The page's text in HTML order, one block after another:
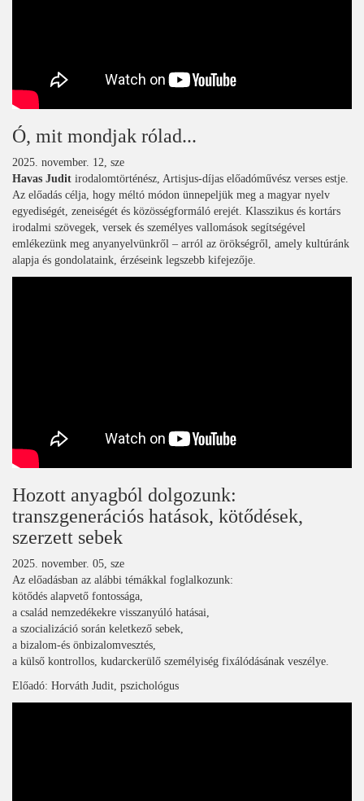
Ó, mit mondjak rólad...
2025. november. 12, sze
Havas Judit irodalomtörténész, Artisjus-díjas előadóművész verses estje.
Az előadás célja, hogy méltó módon ünnepeljük meg a magyar nyelv
egyediségét, zeneiségét és közösségformáló erejét. Klasszikus és kortárs
irodalmi szövegek, versek és személyes vallomások segítségével
emlékezünk meg anyanyelvünkről – arról az örökségről, amely kultúránk
alapja és gondolataink, érzéseink legszebb kifejezője.
Hozott anyagból dolgozunk:
transzgenerációs hatások, kötődések,
szerzett sebek
2025. november. 05, sze
Az előadásban az alábbi témákkal foglalkozunk:
kötődés alapvető fontossága,
a család nemzedékekre visszanyúló hatásai,
a szocializáció során keletkező sebek,
a bizalom-és önbizalomvesztés,
a külső kontrollos, kudarckerülő személyiség fixálódásának veszélye.
Előadó: Horváth Judit, pszichológus